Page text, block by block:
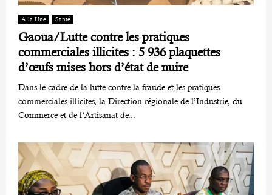
A la Une Santé
Gaoua/Lutte contre les pratiques
commerciales illicites : 5 936 plaquettes
d’œufs mises hors d’état de nuire
Dans le cadre de la lutte contre la fraude et les pratiques
commerciales illicites, la Direction régionale de l’Industrie, du
Commerce et de l’Artisanat de...